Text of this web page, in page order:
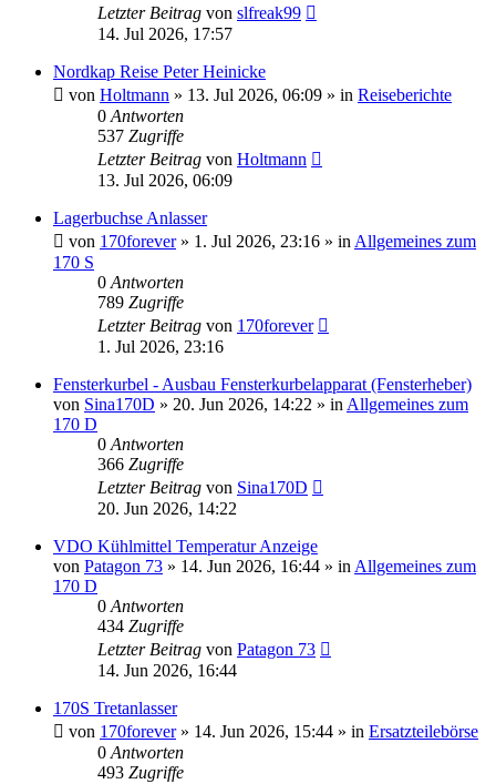
Letzter Beitrag von slfreak99
14. Jul 2026, 17:57
Nordkap Reise Peter Heinicke
von Holtmann » 13. Jul 2026, 06:09 » in Reiseberichte
0 Antworten
537 Zugriffe
Letzter Beitrag von Holtmann
13. Jul 2026, 06:09
Lagerbuchse Anlasser
von 170forever» 1. Jul 2026, 23:16 » in Allgemeines zum
170 S
0 Antworten
789 Zugriffe
Letzter Beitrag von 170forever
1. Jul 2026, 23:16
Fensterkurbel - Ausbau Fensterkurbelapparat (Fensterheber)
von Sina170D » 20. Jun 2026, 14:22 » in Allgemeines zum
170 D
0 Antworten
366 Zugriffe
Letzter Beitrag von Sina170D
20. Jun 2026, 14:22
VDO Kühlmittel Temperatur Anzeige
von Patagon 73 » 14. Jun 2026, 16:44 » in Allgemeines zum
170 D
0 Antworten
434 Zugriffe
Letzter Beitrag von Patagon 73
14. Jun 2026, 16:44
170S Tretanlasser
von 170forever» 14. Jun 2026, 15:44 » in Ersatzteilebörse
0 Antworten
493 Zugriffe